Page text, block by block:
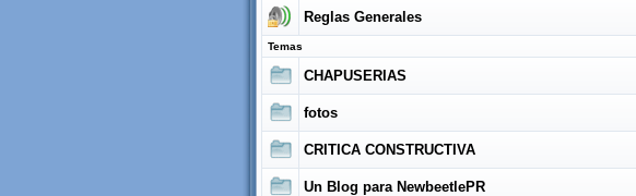
Reglas Generales
Temas
CHAPUSERIAS
fotos
CRITICA CONSTRUCTIVA
Un Blog para NewbeetlePR